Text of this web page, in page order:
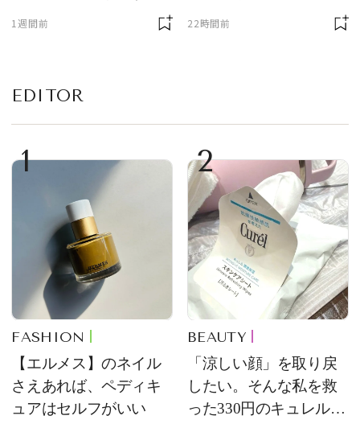
た！ ひとりっPが大後
1週間前
を初公開！ 本当に使え
22時間前
EDITOR
1
FASHION
【エルメス】のネイル
さえあれば、ペディキ
ュアはセルフがいい
2
BEAUTY
「涼しい顔」を取り戻
したい。そんな私を救
った330円のキュレル名